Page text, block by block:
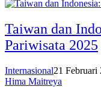
Taiwan dan
Pariwisata 2025
Internasional21 Februari
Hima Maitreya